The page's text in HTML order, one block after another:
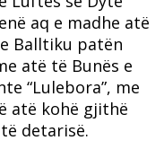
aq e madhe atë
Balltiku patën
atë të Bunës e
“Lulebora”, me
atë kohë gjithë
detarisë.